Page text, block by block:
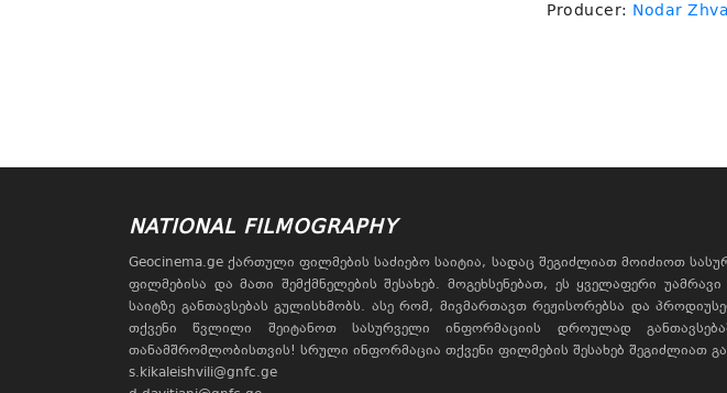
Producer: Nodar
NATIONAL FILMOGRAPHY
Geocinema.ge ქართული ფილმების საძიებო საიტია, სადაც შეგიძლიათ მოიძიოთ
ფილმებისა და მათი შემქმნელების შესახებ. მოგეხსენებათ, ეს ყველაფერი
საიტზე განთავსებას გულისხმობს. ასე რომ, მივმართავთ რეჟისორებსა და
თქვენი წვლილი შეიტანოთ სასურველი ინფორმაციის დროულად
თანამშრომლობისთვის! სრული ინფორმაცია თქვენი ფილმების შესახებ შეგიძლიათ
s.kikaleishvili@gnfc.ge